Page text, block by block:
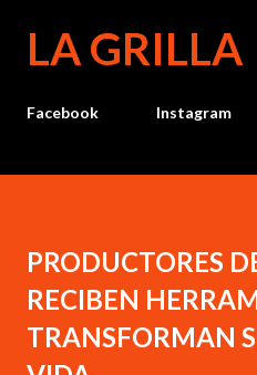
LA GRILLA
Facebook Instagram
PRODUCTORES
RECIBEN
TRANSFORMAN